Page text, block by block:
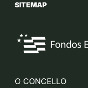
SITEMAP
O CONCELLO